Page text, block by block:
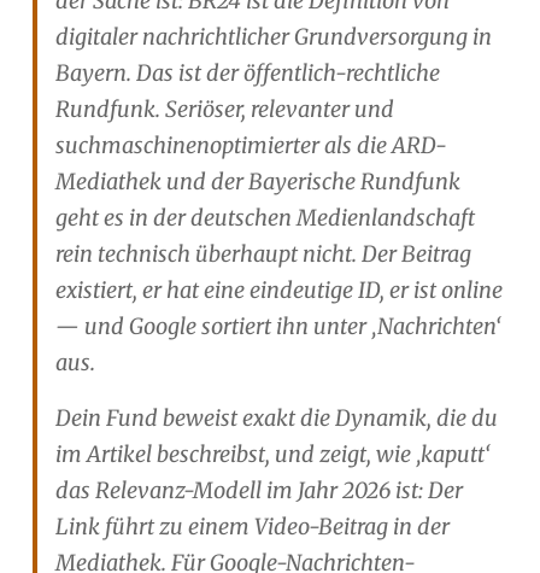
digitaler nachrichtlicher Grundversorgung in
Bayern. Das ist der öffentlich-rechtliche
Rundfunk. Seriöser, relevanter und
suchmaschinenoptimierter als die ARD-
Mediathek und der Bayerische Rundfunk
geht es in der deutschen Medienlandschaft
rein technisch überhaupt nicht. Der Beitrag
existiert, er hat eine eindeutige ID, er ist online
— und Google sortiert ihn unter ‚Nachrichten‘
aus.
Dein Fund beweist exakt die Dynamik, die du
im Artikel beschreibst, und zeigt, wie ‚kaputt‘
das Relevanz-Modell im Jahr 2026 ist: Der
Link führt zu einem Video-Beitrag in der
Mediathek. Für Google-Nachrichten-